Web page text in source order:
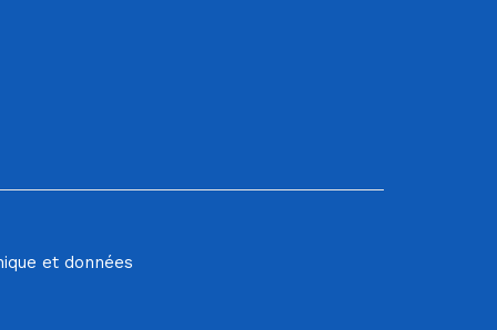
et données